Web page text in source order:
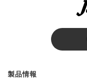
製品情報